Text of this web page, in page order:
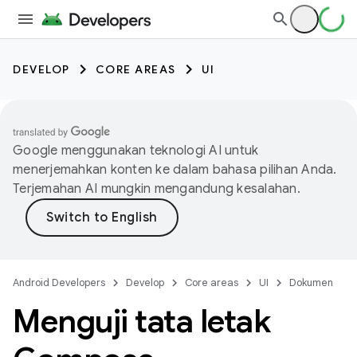
DEVELOP CORE AREAS UI
Google menggunakan teknologi AI untuk
menerjemahkan konten ke dalam bahasa pilihan Anda.
Terjemahan AI mungkin mengandung kesalahan.
Android Developers Develop Core areas UI Dokumen
Menguji tata letak